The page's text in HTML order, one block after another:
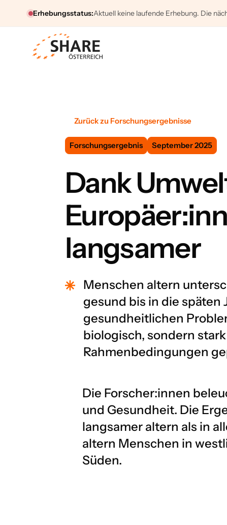
Erhebungsstatus:Aktuell keine laufende Erhebung. Die
Zurück zu Forschungsergebnisse
Forschungsergebnis September 2025
Dank
langsamer
Menschen altern
gesund bis in die späten
gesundheitlichen
biologisch, sondern
Rahmenbedingungen
Die Forscher:innen
und Gesundheit. Die
langsamer altern als in
altern Menschen in
Süden.